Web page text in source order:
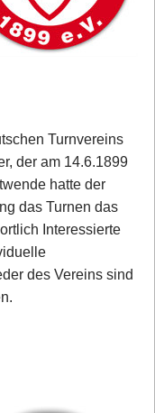
Turnvereins
der am 14.6.1899
hatte der
das Turnen das
Interessierte
des Vereins sind